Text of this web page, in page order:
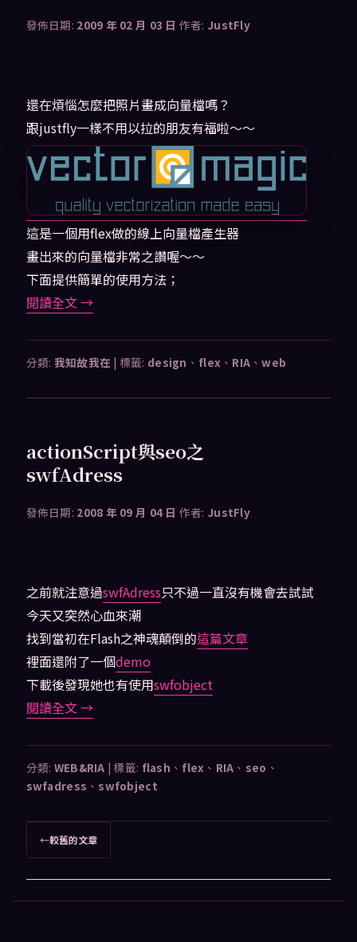
發佈日期: 2009 年 02 月 03 日 作者: JustFly
還在煩惱怎麼把照片畫成向量檔嗎？
跟justfly一樣不用以拉的朋友有福啦～～
這是一個用flex做的線上向量檔產生器
畫出來的向量檔非常之讚喔～～
下面提供簡單的使用方法；
閱讀全文→
分類: 我知故我在 | 標籤: design 、 flex 、 RIA 、web
actionScript與seo之
swfAdress
發佈日期: 2008 年 09 月 04 日 作者: JustFly
之前就注意過swfAdress只不過一直沒有機會去試試
今天又突然心血來潮
找到當初在Flash之神魂顛倒的這篇文章
裡面還附了一個demo
下載後發現她也有使用swfobject
閱讀全文→
分類: WEB&RIA | 標籤: flash 、 flex 、 RIA 、 seo 、
swfadress 、swfobject
章
導
覽
←較舊的文章